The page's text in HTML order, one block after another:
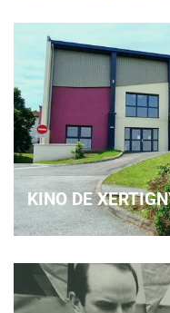
KINO DE